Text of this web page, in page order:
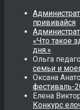
прививайся
«Что такое
дня.»
Ольга
семьи и
Оксана
фестиваль-
Елена
Конкурс